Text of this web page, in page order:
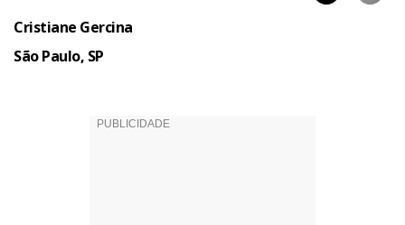
Cristiane Gercina
São Paulo, SP